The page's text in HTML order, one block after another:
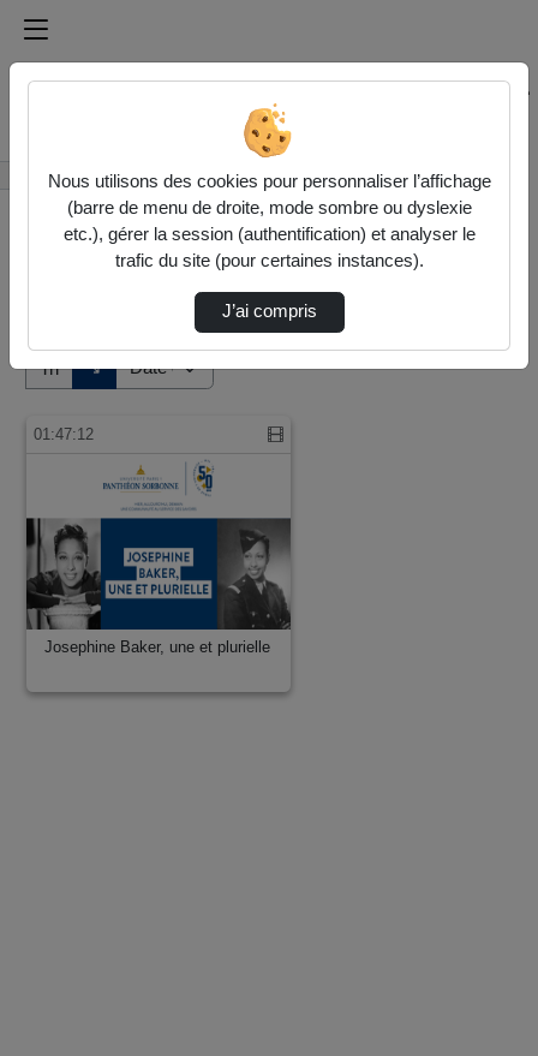
Médiathèque de l'université Paris
Rechercher un média sur Médiathèque de l'université
Accueil Vidéos
Tri ↘
01:47:12
Josephine Baker, une et plurielle
Nous utilisons des cookies pour personnaliser l’affichage
(barre de menu de droite, mode sombre ou dyslexie
etc.), gérer la session (authentification) et analyser le
trafic du site (pour certaines instances).
J’ai compris